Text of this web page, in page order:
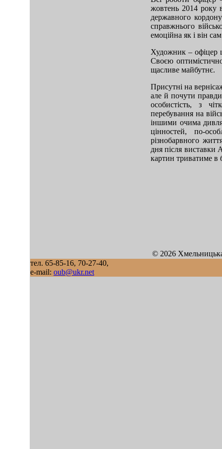
жовтень 2014 року
державного
справжнього
емоційна як і він
Художник – офіцер
Своєю
щасливе майбутнє.
Присутні на
але й почути
особистість, з
перебування на
іншими очима
цінностей, по-
різнобарвного
дня після виставки
картин триватиме в
© 2026
тел. 65-85-16, 70-27-40,
e-mail: oub@ukr.net